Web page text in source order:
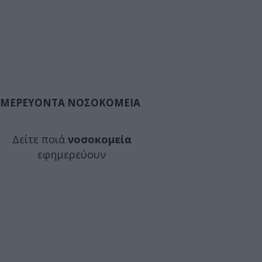
ΝΟΣΟΚΟΜΕΙΑ
Δείτε ποιά νοσοκομεία
εφημερεύουν